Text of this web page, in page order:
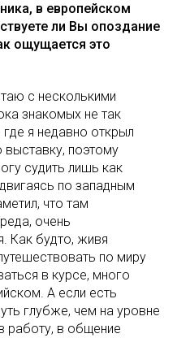
в европейском
ли Вы опоздание
ощущается это
с несколькими
знакомых не так
я недавно открыл
поэтому
судить лишь как
по западным
что там
очень
Как будто, живя
по миру
в курсе, много
А если есть
глубже, чем на уровне
работу, в общение